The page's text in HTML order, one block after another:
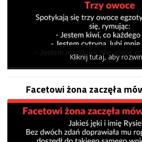
Kliknij tutaj, aby
Facetowi żona zaczęła